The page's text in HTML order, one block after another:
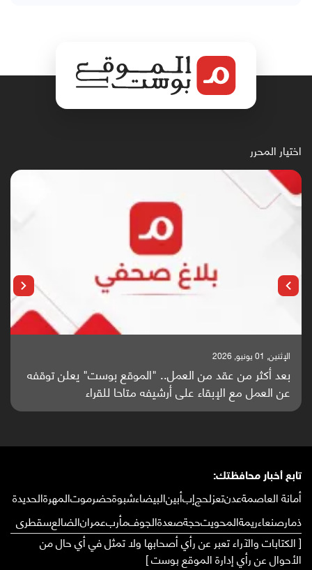
اختيار المحرر
الإثنين, 25 مايو, 2026
باحثون من اليمن يدخلون سباق أبحاث ألزهايمر بدراسة
واعدة منشورة عالميا (ترجمة)
تابع أخبار محافظتك:
أمانة العاصمةعدنتعزلحجإبأبينالبيضاءشبوةحضرموتالمهرةالحديدة
ذمارصنعاءريمةالمحويتحجةصعدةالجوفمأربعمرانالضالعسقطرى
[ الكتابات والآراء تعبر عن رأي أصحابها ولا تمثل في أي حال من
الأحوال عن رأي إدارة الموقع بوست ]